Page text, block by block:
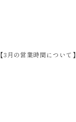
【3月の営業時間について】